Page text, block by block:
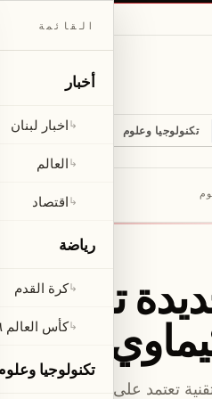
تكنولوجيا وعلوم مجلة
ثقافة ومجتمع
لايف ستايل
تعتمد على جزيئات تنشط
القائمة
أخبار
↳اخبار لبنان
↳العالم
↳اقتصاد
رياضة
↳كرة القدم
↳كأس العالم ٢٠٢٦
تكنولوجيا